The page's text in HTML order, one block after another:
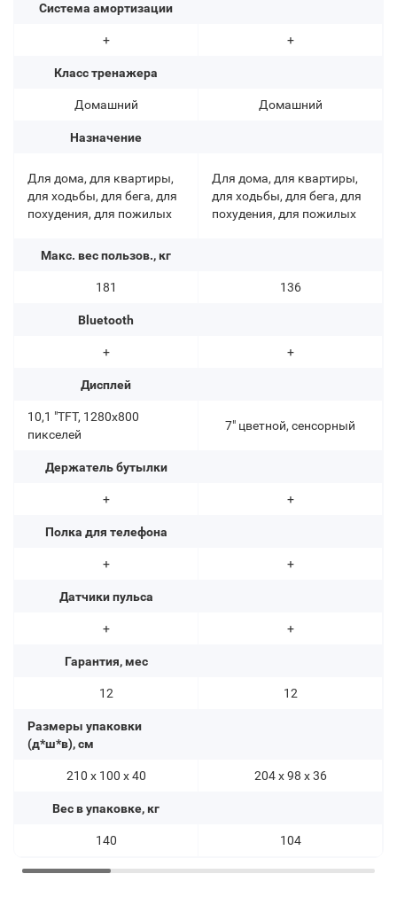
Система амортизации
+
Класс тренажера
Домашний
Назначение
Для дома, для квартиры,
для ходьбы, для бега, для
похудения, для пожилых
Макс. вес пользов., кг
181
Bluetooth
+
Дисплей
10,1 "TFT, 1280х800
пикселей
Держатель бутылки
+
Полка для телефона
+
Датчики пульса
+
Гарантия, мес
12
Размеры упаковки
(д*ш*в), см
210 х 100 х 40
Вес в упаковке, кг
140
+
Домашний
Для дома, для квартиры,
для ходьбы, для бега, для
похудения, для пожилых
136
+
7" цветной, сенсорный
+
+
+
12
204 х 98 х 36
104